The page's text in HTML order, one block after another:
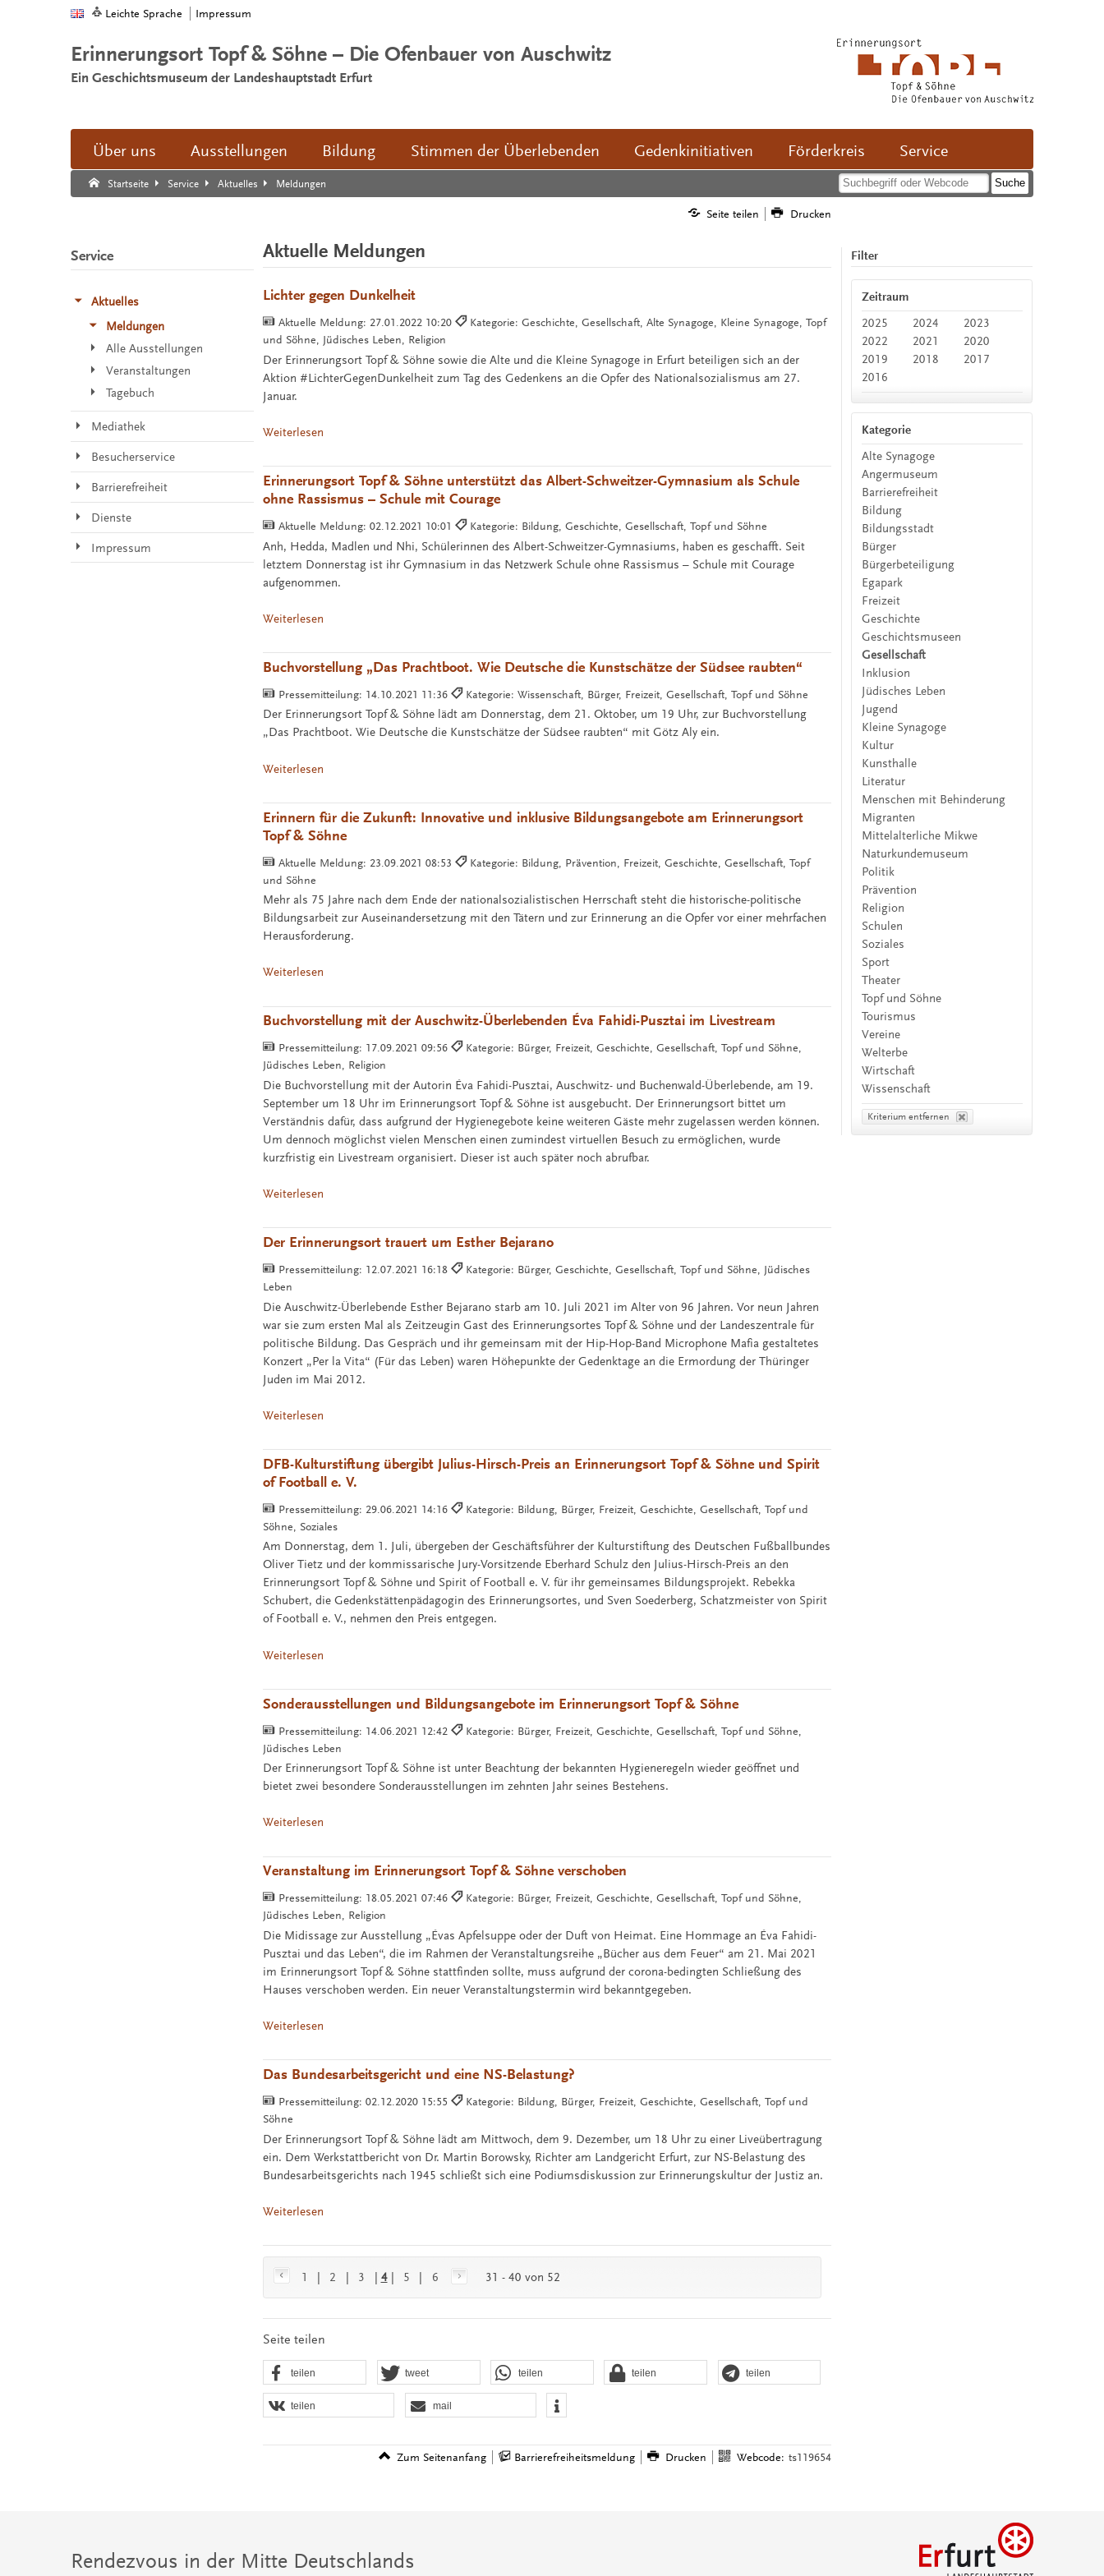
Leichte Sprache Impressum
Erinnerungsort Topf & Söhne – Die Ofenbauer von Auschwitz
Ein Geschichtsmuseum der Landeshauptstadt Erfurt
Über uns Ausstellungen Bildung Stimmen der Überlebenden Gedenkinitiativen Förderkreis Service
Startseite Service Aktuelles Meldungen
Suche:
Suche Ende.
Seite teilen Drucken
Aktuelle Meldungen
Lichter gegen Dunkelheit
Aktuelle Meldung: 27.01.2022 10:20
Kategorie: Geschichte, Gesellschaft, Alte Synagoge, Kleine Synagoge, Topf
und Söhne, Jüdisches Leben, Religion
Der Erinnerungsort Topf & Söhne sowie die Alte und die Kleine Synagoge in Erfurt beteiligen sich an der
Aktion #LichterGegenDunkelheit zum Tag des Gedenkens an die Opfer des Nationalsozialismus am 27.
Januar.
Weiterlesen
Erinnerungsort Topf & Söhne unterstützt das Albert-Schweitzer-Gymnasium als Schule
ohne Rassismus – Schule mit Courage
Aktuelle Meldung: 02.12.2021 10:01 Kategorie: Bildung, Geschichte, Gesellschaft, Topf und Söhne
Anh, Hedda, Madlen und Nhi, Schülerinnen des Albert-Schweitzer-Gymnasiums, haben es geschafft. Seit
letztem Donnerstag ist ihr Gymnasium in das Netzwerk Schule ohne Rassismus – Schule mit Courage
aufgenommen.
Weiterlesen
Buchvorstellung „Das Prachtboot. Wie Deutsche die Kunstschätze der Südsee raubten“
Pressemitteilung: 14.10.2021 11:36 Kategorie: Wissenschaft, Bürger, Freizeit, Gesellschaft, Topf und Söhne
Der Erinnerungsort Topf & Söhne lädt am Donnerstag, dem 21. Oktober, um 19 Uhr, zur Buchvorstellung
„Das Prachtboot. Wie Deutsche die Kunstschätze der Südsee raubten“ mit Götz Aly ein.
Weiterlesen
Erinnern für die Zukunft: Innovative und inklusive Bildungsangebote am Erinnerungsort
Topf & Söhne
Aktuelle Meldung: 23.09.2021 08:53
Kategorie: Bildung, Prävention, Freizeit, Geschichte, Gesellschaft, Topf
und Söhne
Mehr als 75 Jahre nach dem Ende der nationalsozialistischen Herrschaft steht die historische-politische
Bildungsarbeit zur Auseinandersetzung mit den Tätern und zur Erinnerung an die Opfer vor einer mehrfachen
Herausforderung.
Weiterlesen
Buchvorstellung mit der Auschwitz-Überlebenden Éva Fahidi-Pusztai im Livestream
Pressemitteilung: 17.09.2021 09:56
Kategorie: Bürger, Freizeit, Geschichte, Gesellschaft, Topf und Söhne,
Jüdisches Leben, Religion
Die Buchvorstellung mit der Autorin Éva Fahidi-Pusztai, Auschwitz- und Buchenwald-Überlebende, am 19.
September um 18 Uhr im Erinnerungsort Topf & Söhne ist ausgebucht. Der Erinnerungsort bittet um
Verständnis dafür, dass aufgrund der Hygienegebote keine weiteren Gäste mehr zugelassen werden können.
Um dennoch möglichst vielen Menschen einen zumindest virtuellen Besuch zu ermöglichen, wurde
kurzfristig ein Livestream organisiert. Dieser ist auch später noch abrufbar.
Weiterlesen
Der Erinnerungsort trauert um Esther Bejarano
Pressemitteilung: 12.07.2021 16:18
Kategorie: Bürger, Geschichte, Gesellschaft, Topf und Söhne, Jüdisches
Leben
Die Auschwitz-Überlebende Esther Bejarano starb am 10. Juli 2021 im Alter von 96 Jahren. Vor neun Jahren
war sie zum ersten Mal als Zeitzeugin Gast des Erinnerungsortes Topf & Söhne und der Landeszentrale für
politische Bildung. Das Gespräch und ihr gemeinsam mit der Hip-Hop-Band Microphone Mafia gestaltetes
Konzert „Per la Vita“ (Für das Leben) waren Höhepunkte der Gedenktage an die Ermordung der Thüringer
Juden im Mai 2012.
Weiterlesen
DFB-Kulturstiftung übergibt Julius-Hirsch-Preis an Erinnerungsort Topf & Söhne und Spirit
of Football e. V.
Pressemitteilung: 29.06.2021 14:16
Kategorie: Bildung, Bürger, Freizeit, Geschichte, Gesellschaft, Topf und
Söhne, Soziales
Am Donnerstag, dem 1. Juli, übergeben der Geschäftsführer der Kulturstiftung des Deutschen Fußballbundes
Oliver Tietz und der kommissarische Jury-Vorsitzende Eberhard Schulz den Julius-Hirsch-Preis an den
Erinnerungsort Topf & Söhne und Spirit of Football e. V. für ihr gemeinsames Bildungsprojekt. Rebekka
Schubert, die Gedenkstättenpädagogin des Erinnerungsortes, und Sven Soederberg, Schatzmeister von Spirit
of Football e. V., nehmen den Preis entgegen.
Weiterlesen
Sonderausstellungen und Bildungsangebote im Erinnerungsort Topf & Söhne
Pressemitteilung: 14.06.2021 12:42
Kategorie: Bürger, Freizeit, Geschichte, Gesellschaft, Topf und Söhne,
Jüdisches Leben
Der Erinnerungsort Topf & Söhne ist unter Beachtung der bekannten Hygieneregeln wieder geöffnet und
bietet zwei besondere Sonderausstellungen im zehnten Jahr seines Bestehens.
Weiterlesen
Veranstaltung im Erinnerungsort Topf & Söhne verschoben
Pressemitteilung: 18.05.2021 07:46
Kategorie: Bürger, Freizeit, Geschichte, Gesellschaft, Topf und Söhne,
Jüdisches Leben, Religion
Die Midissage zur Ausstellung „Évas Apfelsuppe oder der Duft von Heimat. Eine Hommage an Éva Fahidi-
Pusztai und das Leben“, die im Rahmen der Veranstaltungsreihe „Bücher aus dem Feuer“ am 21. Mai 2021
im Erinnerungsort Topf & Söhne stattfinden sollte, muss aufgrund der corona-bedingten Schließung des
Hauses verschoben werden. Ein neuer Veranstaltungstermin wird bekanntgegeben.
Weiterlesen
Das Bundesarbeitsgericht und eine NS-Belastung?
Pressemitteilung: 02.12.2020 15:55
Kategorie: Bildung, Bürger, Freizeit, Geschichte, Gesellschaft, Topf und
Söhne
Der Erinnerungsort Topf & Söhne lädt am Mittwoch, dem 9. Dezember, um 18 Uhr zu einer Liveübertragung
ein. Dem Werkstattbericht von Dr. Martin Borowsky, Richter am Landgericht Erfurt, zur NS-Belastung des
Bundesarbeitsgerichts nach 1945 schließt sich eine Podiumsdiskussion zur Erinnerungskultur der Justiz an.
Weiterlesen
1 2 3 4| 5 6 31 - 40 von 52
Seite teilen
teilen tweet teilen teilen teilen
teilen mail
Zum Seitenanfang Barrierefreiheitsmeldung Drucken Webcode: ts119654
Filter
Zeitraum
2025
2024
2023
2022
2021
2020
2019
2018
2017
2016
Kategorie
Alte Synagoge
Angermuseum
Barrierefreiheit
Bildung
Bildungsstadt
Bürger
Bürgerbeteiligung
Egapark
Freizeit
Geschichte
Geschichtsmuseen
Gesellschaft
Inklusion
Jüdisches Leben
Jugend
Kleine Synagoge
Kultur
Kunsthalle
Literatur
Menschen mit Behinderung
Migranten
Mittelalterliche Mikwe
Naturkundemuseum
Politik
Prävention
Religion
Schulen
Soziales
Sport
Theater
Topf und Söhne
Tourismus
Vereine
Welterbe
Wirtschaft
Wissenschaft
Kriterium entfernen
Service
Aktuelles
Meldungen
Alle Ausstellungen
Veranstaltungen
Tagebuch
Mediathek
Besucherservice
Barrierefreiheit
Dienste
Impressum
Rendezvous in der Mitte Deutschlands